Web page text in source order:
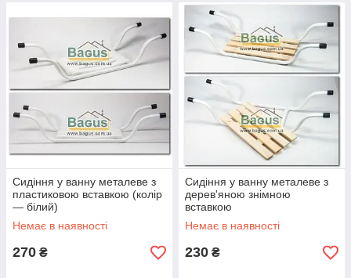
Сидіння у ванну металеве з
пластиковою вставкою (колір
— білий)
Немає в наявності
270 ₴
Сидіння у ванну металеве з
дерев'яною знімною
вставкою
Немає в наявності
230 ₴